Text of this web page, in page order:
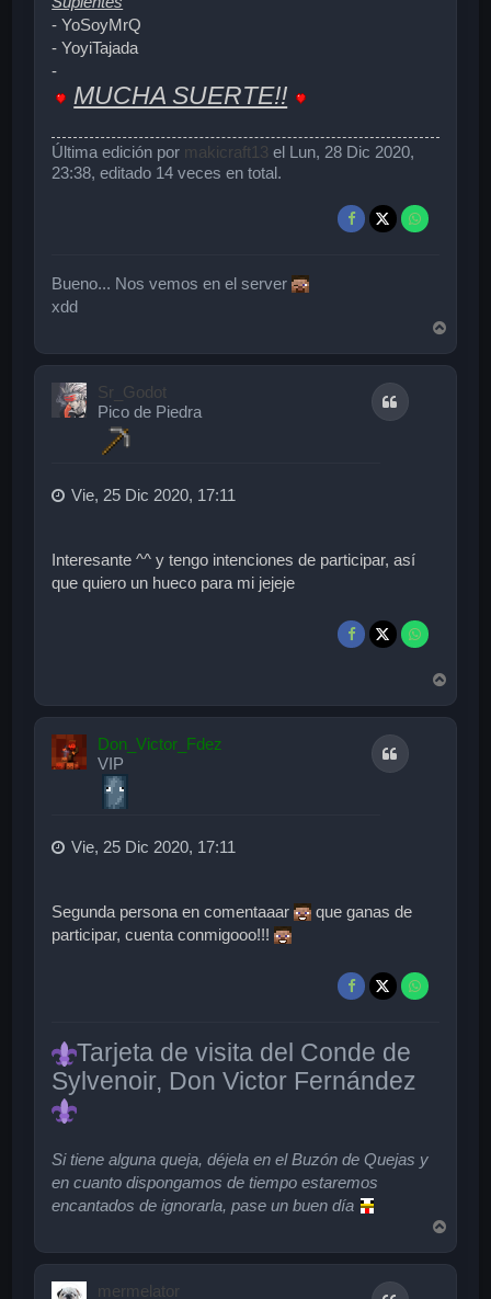
- YoSoyMrQ
- YoyiTajada
-
MUCHA SUERTE!!
Última edición por makicraft13 el Lun, 28 Dic 2020,
23:38, editado 14 veces en total.
Bueno... Nos vemos en el server
xdd
r
Sr_Godot
Pico de Piedra
Citar
Vie, 25 Dic 2020, 17:11
Interesante ^^ y tengo intenciones de participar, así
que quiero un hueco para mi jejeje
r
Don_Victor_Fdez
VIP
Citar
Vie, 25 Dic 2020, 17:11
Segunda persona en comentaaar
que ganas de
participar, cuenta conmigooo!!!
Tarjeta de visita del Conde de
Sylvenoir, Don Victor Fernández
Si tiene alguna queja, déjela en el Buzón de Quejas y
en cuanto dispongamos de tiempo estaremos
encantados de ignorarla, pase un buen día
r
mermelator